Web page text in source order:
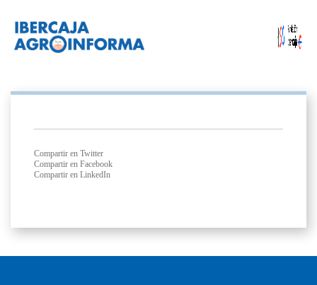
Compartir en Twitter
Compartir en Facebook
Compartir en LinkedIn